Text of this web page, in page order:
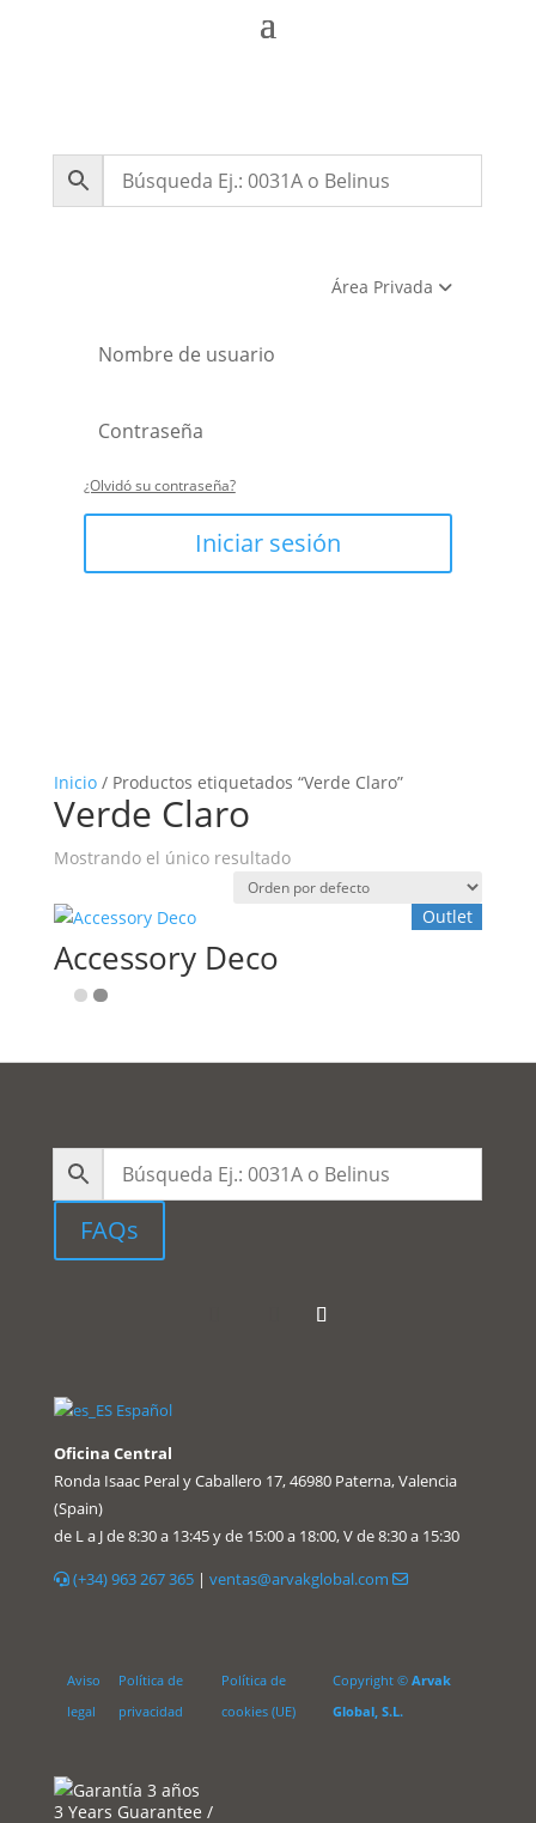
Área Privada
¿Olvidó su contraseña?
Iniciar sesión
Inicio/ Productos etiquetados “Verde Claro”
Verde Claro
Mostrando el único resultado
Outlet
Accessory Deco
FAQs
Español
Oficina Central
Ronda Isaac Peral y Caballero 17, 46980 Paterna, Valencia
(Spain)
de L a J de 8:30 a 13:45 y de 15:00 a 18:00, V de 8:30 a 15:30
(+34) 963 267 365| ventas@arvakglobal.com
Aviso
legal
Política de
privacidad
Política de
cookies (UE)
Copyright © Arvak
Global, S.L.
3 Years Guarantee /